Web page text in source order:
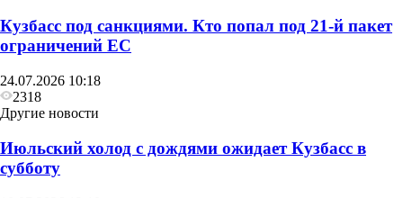
Кузбасс под санкциями. Кто попал под 21‑й пакет
ограничений ЕС
24.07.2026 10:18
2318
Другие новости
Июльский холод с дождями ожидает Кузбасс в
субботу